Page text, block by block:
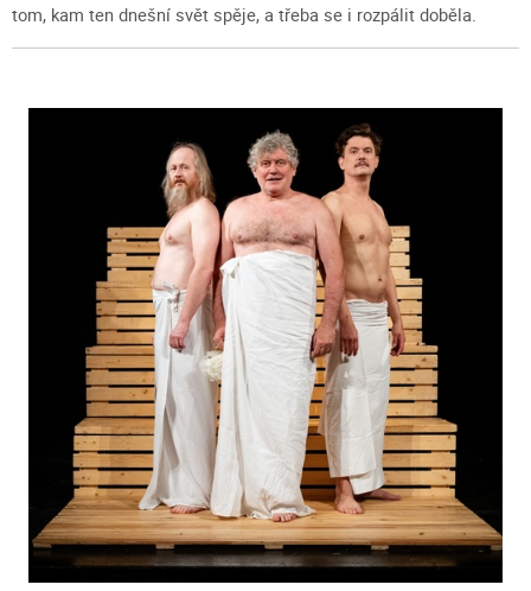
tom, kam ten dnešní svět spěje, a třeba se i rozpálit doběla.